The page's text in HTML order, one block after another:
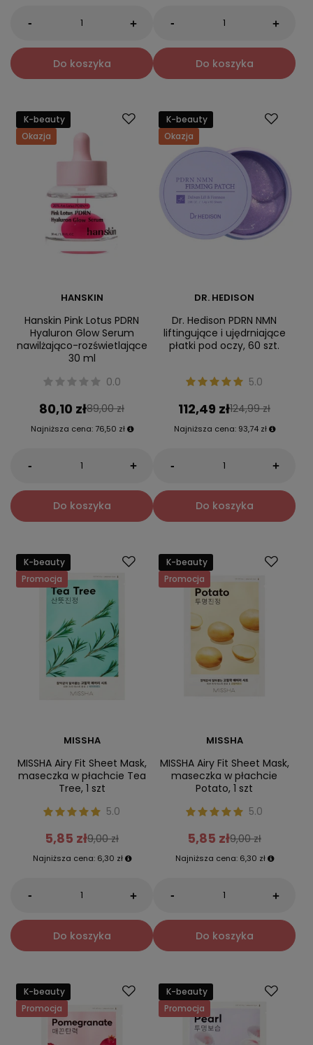
- +
Do koszyka
- +
Do koszyka
K-beauty
Okazja
HANSKIN
Hanskin Pink Lotus PDRN
Hyaluron Glow Serum
nawilżająco-rozświetlające
30 ml
0.0
80,10 zł89,00 zł
Najniższa cena: 76,50 zł
- +
Do koszyka
K-beauty
Okazja
DR. HEDISON
Dr. Hedison PDRN NMN
liftingujące i ujędrniające
płatki pod oczy, 60 szt.
5.0
112,49 zł124,99 zł
Najniższa cena: 93,74 zł
- +
Do koszyka
K-beauty
Promocja
MISSHA
MISSHA Airy Fit Sheet Mask,
maseczka w płachcie Tea
Tree, 1 szt
5.0
5,85 zł9,00 zł
Najniższa cena: 6,30 zł
- +
Do koszyka
K-beauty
Promocja
MISSHA
MISSHA Airy Fit Sheet Mask,
maseczka w płachcie
Potato, 1 szt
5.0
5,85 zł9,00 zł
Najniższa cena: 6,30 zł
- +
Do koszyka
K-beauty
Promocja
K-beauty
Promocja